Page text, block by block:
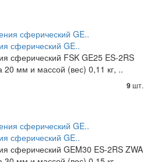
сферический GE..
сферический FSK GE25 ES-2RS
мм и массой (вес) 0,11 кг, ..
9 шт.
сферический GE..
сферический GEM30 ES-2RS ZWA